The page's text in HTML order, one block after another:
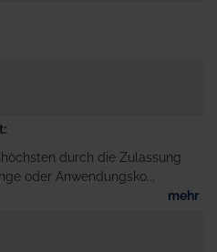
durch die Zulassung
oder Anwendungsko...
mehr